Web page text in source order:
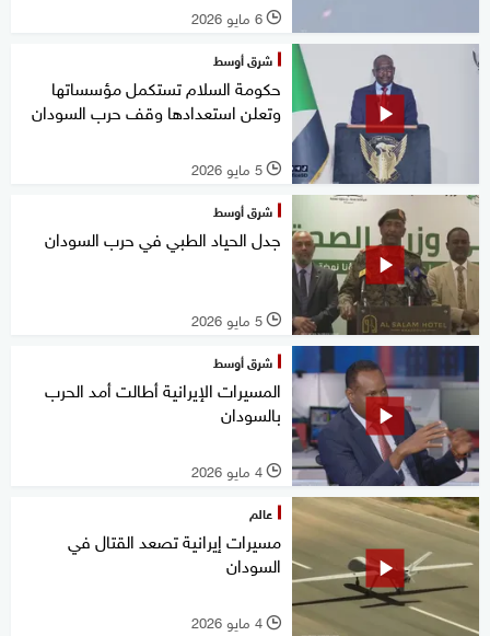
l 6 مايو 2026
شرق أوسط
حكومة السلام تستكمل مؤسساتها
وتعلن استعدادها وقف حرب السودان
l 5 مايو 2026
شرق أوسط
جدل الحياد الطبي في حرب السودان
l 5 مايو 2026
شرق أوسط
المسيرات الإيرانية أطالت أمد الحرب
بالسودان
l 4 مايو 2026
عالم
مسيرات إيرانية تصعد القتال في
السودان
l 4 مايو 2026